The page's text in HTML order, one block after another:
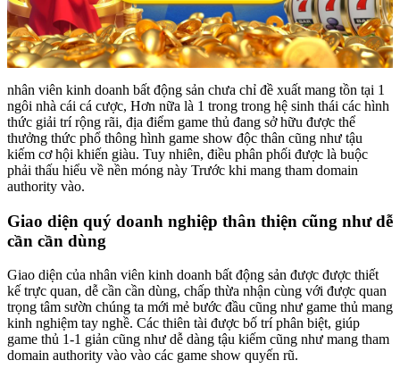
nhân viên kinh doanh bất động sản chưa chỉ đề xuất mang tồn tại 1
ngôi nhà cái cá cược, Hơn nữa là 1 trong trong hệ sinh thái các hình
thức giải trí rộng rãi, địa điểm game thủ đang sở hữu được thể
thưởng thức phổ thông hình game show độc thân cũng như tậu
kiếm cơ hội khiến giàu. Tuy nhiên, điều phân phối được là buộc
phải thấu hiểu về nền móng này Trước khi mang tham domain
authority vào.
Giao diện quý doanh nghiệp thân thiện cũng như dễ
cần cần dùng
Giao diện của nhân viên kinh doanh bất động sản được được thiết
kế trực quan, dễ cần cần dùng, chấp thừa nhận cùng với được quan
trọng tâm sườn chúng ta mới mẻ bước đầu cũng như game thủ mang
kinh nghiệm tay nghề. Các thiên tài được bố trí phân biệt, giúp
game thủ 1-1 giản cũng như dễ dàng tậu kiếm cũng như mang tham
domain authority vào vào các game show quyến rũ.